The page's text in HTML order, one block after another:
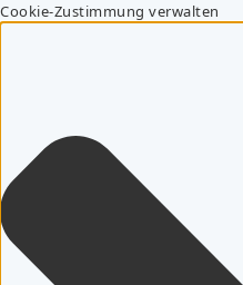
Cookie-Zustimmung verwalten